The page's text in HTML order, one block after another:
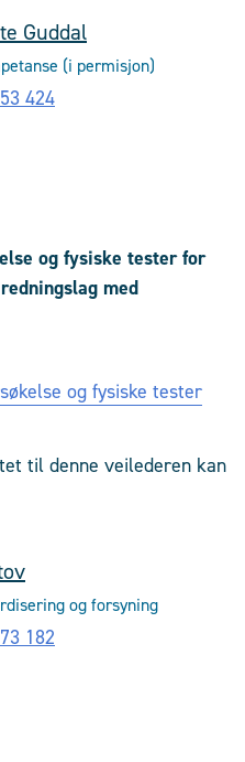
Guddal
(i permisjon)
424
og fysiske tester for
med
og fysiske tester
til denne veilederen kan
og forsyning
182